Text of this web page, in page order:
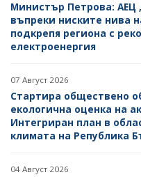
Министър Петрова: АЕЦ
въпреки ниските нива
подкрепя региона с
електроенергия
07 Август 2026
Стартира обществено
екологична оценка на
Интегриран план в
климата на Република
04 Август 2026